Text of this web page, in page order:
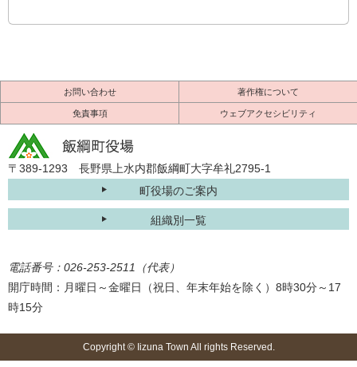
お問い合わせ 著作権について
免責事項 ウェブアクセシビリティ
〒389-1293 長野県上水内郡飯綱町大字牟礼2795-1
町役場のご案内
組織別一覧
電話番号：026-253-2511（代表）
開庁時間：月曜日～金曜日（祝日、年末年始を除く）8時30分～17
時15分
Copyright © Iizuna Town All rights Reserved.